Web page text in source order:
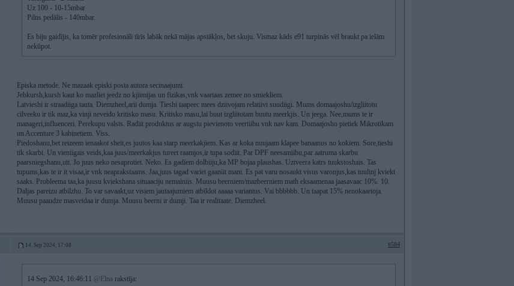
Uz 100 - 10-15mbar
Pilns pedālis - 140mbar.
Es biju gaidījis, ka tomēr profesionāli tīrīs labāk nekā mājas apstākļos, bet skuju. Vismaz kāds e91 turpinās vēl braukt pa ielām
nekūpot.
Episka metode. Ne mazaak episki posta autora secinaajumi.
Jebkursh,kursh kaut ko mazliet jeedz no kjiimijas un fizikas,vnk vaartaas zemee no smiekliem.
Latvieshi ir straadiiga tauta. Diemzheel,arii dumja. Tieshi taapeec mees dziivojam relatiivi suudiigi. Mums domaajoshu/izgliitotu
cilveeku ir tik maz,ka vinji neveido kritisko masu. Kritisko masu,lai buut izgliitotam buutu meerkjis. Un jeega. Nee,mums te ir
manageri,influenceri. Perekupu valsts. Radiit produktus ar augstu pievienoto veertiibu vnk nav kam. Domaajosho pietiek Mikrotikam
un Accenture 3 kabinetiem. Viss.
Piedoshanu,bet reizeem ienaakot sheit,es juutos kaa starp meerkakjiem. Kas ar koka nuujaam klapee banaanus no kokiem. Sore,tieshi
tik skarbi. Un vieniigais veids,kaa juus/meerkakjus tureet raamjos,ir tupa sodiit. Par DPF neesamiibu,par aatruma skarbu
paarsniegshanu,utt. Jo juus neko nesaprotiet. Neko. Es gadiem dolbiiju,ka MP bojaa plaushas. Uztveera katrs tuukstoshais. Tas
tupums,kas te ir it visaa,ir vnk neaprakstaams. Jaa,juus tagad variet gaaniit mani. Es pat varu nosaukt visus varonjus,kas tuulinj kviekt
saaks. Probleema taa,ka juusu kviekshana situaaciju nemainiis. Muusu beerniem/mazbeerniem math eksaamenaa jaasavaac 10%. 10.
Daljas pareizu atbilzhu. To var savaakt,uz visiem jautaajumiem atbildot aaaaa variantus. Vai bbbbbb. Un taapat 15% nenokaartoja.
Muusu paaudze masveidaa ir dumja. Muusu beerni ir dumji. Taa ir realitaate. Diemzheel.
14. Sep 2024, 17:08 #584
14 Sep 2024, 16:46:11 @Elna rakstīja: